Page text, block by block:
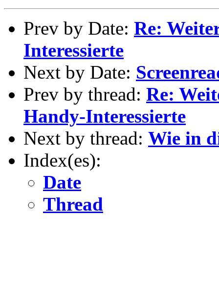
Prev by Date: Re:
Interessierte
Next by Date:
Prev by thread: Re:
Handy-Interessierte
Next by thread: Wie in
Index(es):
Date
Thread